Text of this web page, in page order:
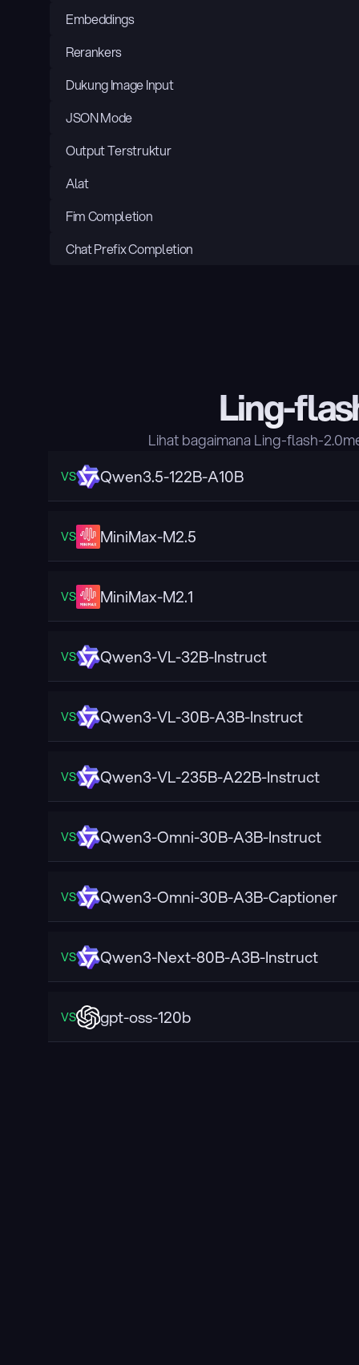
Embeddings
Rerankers
Dukung Image Input
JSON Mode
Output Terstruktur
Alat
Fim Completion
Chat Prefix Completion
Ling-
Lihat bagaimana Ling-flash-
VS Qwen3.5-122B-A10B
VS MiniMax-M2.5
VS MiniMax-M2.1
VS Qwen3-VL-32B-Instruct
VS Qwen3-VL-30B-A3B-Instruct
VS Qwen3-VL-235B-A22B-Instruct
VS Qwen3-Omni-30B-A3B-Instruct
VS Qwen3-Omni-30B-A3B-Captioner
VS Qwen3-Next-80B-A3B-Instruct
VS gpt-oss-120b